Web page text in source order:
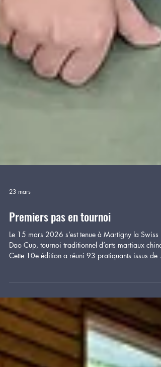
23 mars
Premiers pas en tournoi
Le 15 mars 2026 s’est tenue à Martigny la Swiss
Emile Coquoz et Jeanne Bagnoud, cette rencontre
marquait une première participation en tournoi.
chacun, cette rencontre représentait une étape
importante. Se présenter devant un jury, gérer le
stress et rester concentré jusqu’au bout de son
enchaînement font pleinem